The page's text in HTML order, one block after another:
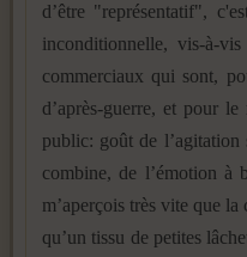
d’être "représentatif",
inconditionnelle, vis-à-
commerciaux qui sont,
d’après-guerre, et pour
public: goût de
combine, de l’émotion à
m’aperçois très vite que
qu’un tissu de petites